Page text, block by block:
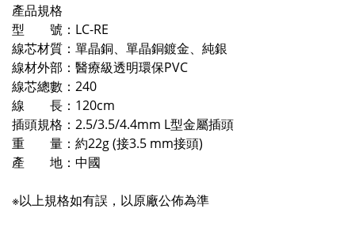
產品規格
型 號：LC-RE
線芯材質：單晶銅、單晶銅鍍金、純銀
線材外部：醫療級透明環保PVC
線芯總數：240
線 長：120cm
插頭規格：2.5/3.5/4.4mm L型金屬插頭
重 量：約22g (接3.5 mm接頭)
產 地：中國
※以上規格如有誤，以原廠公佈為準